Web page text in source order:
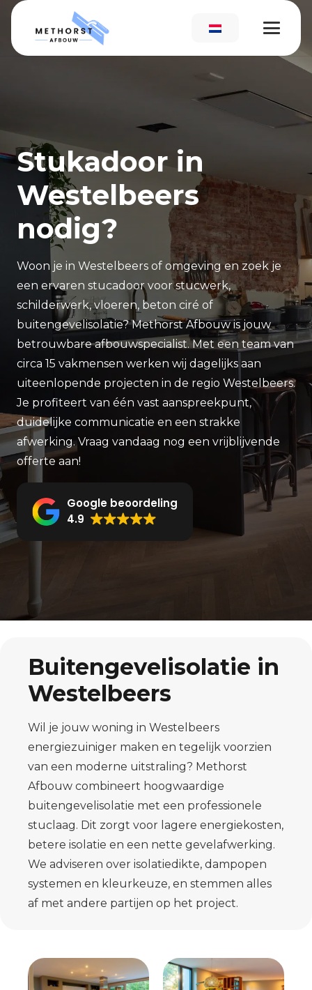
Stukadoor in
Westelbeers
nodig?
Woon je in Westelbeers of omgeving en zoek je
een ervaren stucadoor voor stucwerk,
schilderwerk, vloeren, beton ciré of
buitengevelisolatie? Methorst Afbouw is jouw
betrouwbare afbouwspecialist. Met een team van
circa 15 vakmensen werken wij dagelijks aan
uiteenlopende projecten in de regio Westelbeers.
Je profiteert van één vast aanspreekpunt,
duidelijke communicatie en een strakke
afwerking. Vraag vandaag nog een vrijblijvende
offerte aan!
Google beoordeling
4.9
Buitengevelisolatie in
Westelbeers
Wil je jouw woning in Westelbeers
energiezuiniger maken en tegelijk voorzien
van een moderne uitstraling? Methorst
Afbouw combineert hoogwaardige
buitengevelisolatie met een professionele
stuclaag. Dit zorgt voor lagere energiekosten,
betere isolatie en een nette gevelafwerking.
We adviseren over isolatiedikte, dampopen
systemen en kleurkeuze, en stemmen alles
af met andere partijen op het project.